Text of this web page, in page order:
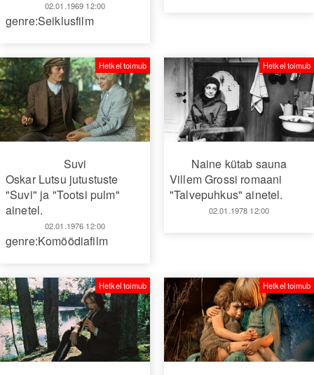
02.01.1969 12:00
genre:Seiklusfilm
Suvi
Oskar Lutsu jutustuste
"Suvi" ja "Tootsi pulm"
ainetel.
02.01.1976 12:00
Hetkel toimub
genre:Komöödiafilm
Naine kütab sauna
Villem Grossi romaani
"Talvepuhkus" ainetel.
02.01.1978 12:00
Hetkel toimub
Hetkel toimub Hetkel toimub